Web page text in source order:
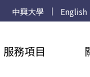
中興大學 English
服務項目